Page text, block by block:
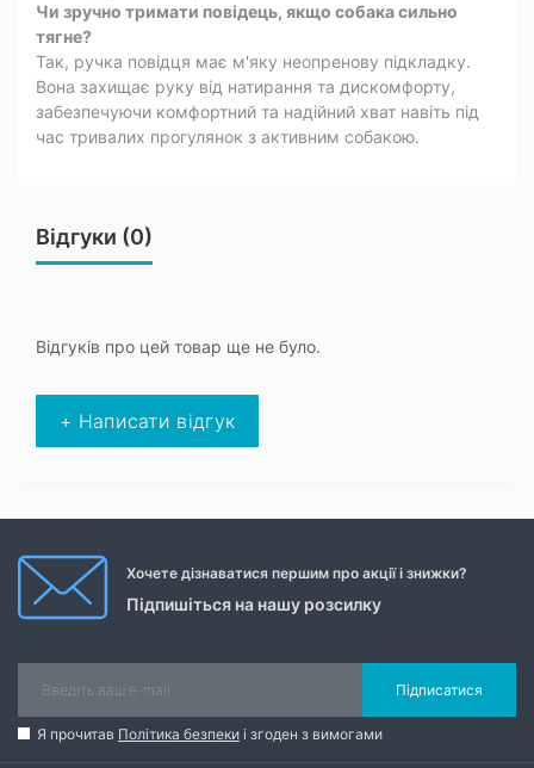
Чи зручно тримати повідець, якщо собака сильно
тягне?
Так, ручка повідця має м'яку неопренову підкладку.
Вона захищає руку від натирання та дискомфорту,
забезпечуючи комфортний та надійний хват навіть під
час тривалих прогулянок з активним собакою.
Відгуки (0)
Відгуків про цей товар ще не було.
+ Написати відгук
Хочете дізнаватися першим про акції і знижки?
Підпишіться на нашу розсилку
Підписатися
Я прочитав Політика безпеки і згоден з вимогами